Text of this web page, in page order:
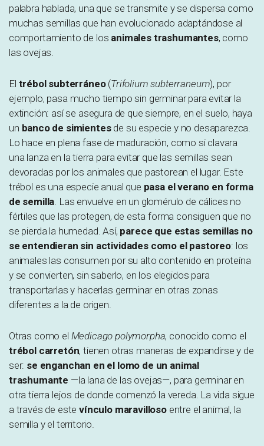
palabra hablada, una que se transmite y se dispersa como
muchas semillas que han evolucionado adaptándose al
comportamiento de los animales trashumantes, como
las ovejas.
El trébol subterráneo(Trifolium subterraneum), por
ejemplo, pasa mucho tiempo sin germinar para evitar la
extinción: así se asegura de que siempre, en el suelo, haya
un banco de simientesde su especie y no desaparezca.
Lo hace en plena fase de maduración, como si clavara
una lanza en la tierra para evitar que las semillas sean
devoradas por los animales que pastorean el lugar. Este
trébol es una especie anual que pasa el verano en forma
de semilla . Las envuelve en un glomérulo de cálices no
fértiles que las protegen, de esta forma consiguen que no
se pierda la humedad. Así, parece que estas semillas no
se entendieran sin actividades como el pastoreo: los
animales las consumen por su alto contenido en proteína
y se convierten, sin saberlo, en los elegidos para
transportarlas y hacerlas germinar en otras zonas
diferentes a la de origen.
Otras como el Medicago polymorpha, conocido como el
trébol carretón, tienen otras maneras de expandirse y de
ser: se enganchan en el lomo de un animal
trashumante —la lana de las ovejas—, para germinar en
otra tierra lejos de donde comenzó la vereda. La vida sigue
a través de estevínculo maravillosoentre el animal, la
semilla y el territorio.